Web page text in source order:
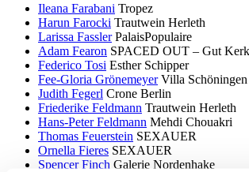
Ileana Farabani Tropez
Harun Farocki Trautwein Herleth
Larissa Fassler PalaisPopulaire
Adam Fearon SPACED OUT – Gut
Federico Tosi Esther Schipper
Fee-Gloria Grönemeyer Villa Schöningen
Judith Fegerl Crone Berlin
Friederike Feldmann Trautwein Herleth
Hans-Peter Feldmann Mehdi Chouakri
Thomas Feuerstein SEXAUER
Ornella Fieres SEXAUER
Spencer Finch Galerie Nordenhake